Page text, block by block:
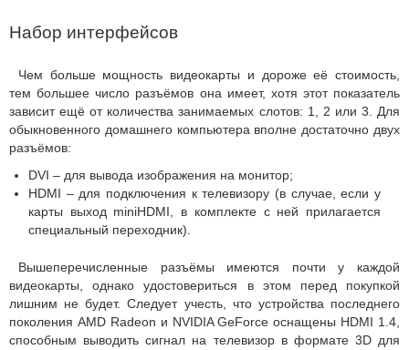
Набор интерфейсов
Чем больше мощность видеокарты и дороже её стоимость,
тем большее число разъёмов она имеет, хотя этот показатель
зависит ещё от количества занимаемых слотов: 1, 2 или 3. Для
обыкновенного домашнего компьютера вполне достаточно двух
разъёмов:
DVI – для вывода изображения на монитор;
HDMI – для подключения к телевизору (в случае, если у
карты выход miniHDMI, в комплекте с ней прилагается
специальный переходник).
Вышеперечисленные разъёмы имеются почти у каждой
видеокарты, однако удостовериться в этом перед покупкой
лишним не будет. Следует учесть, что устройства последнего
поколения AMD Radeon и NVIDIA GeForce оснащены HDMI 1.4,
способным выводить сигнал на телевизор в формате 3D для